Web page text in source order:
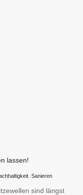
lassen!
, Sanieren
sind längst